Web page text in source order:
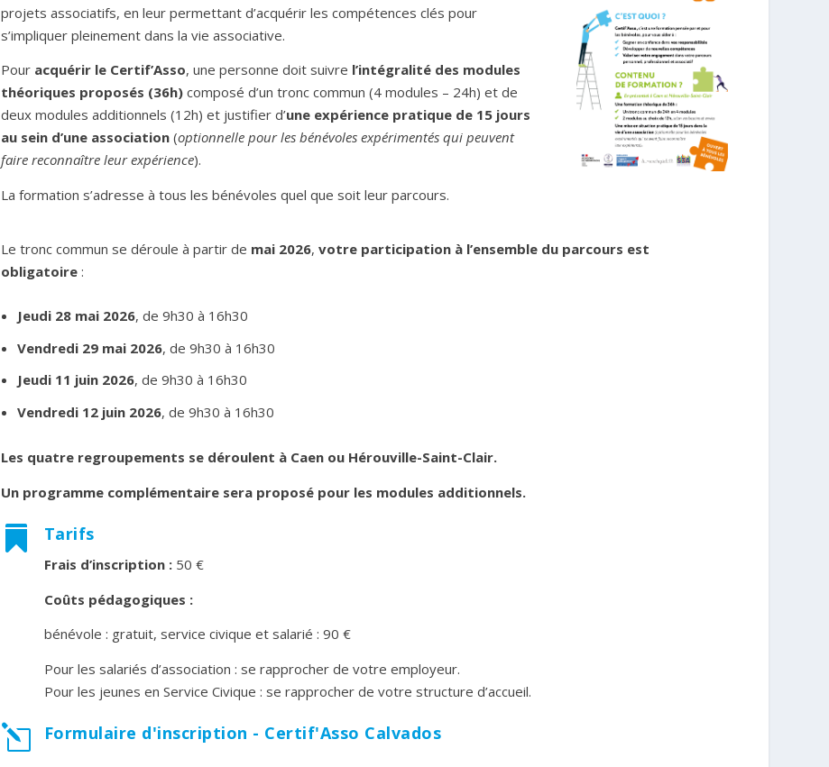
projets associatifs, en leur permettant d’acquérir les compétences clés pour
s’impliquer pleinement dans la vie associative.
Pour acquérir le Certif’Asso, une personne doit suivre l’intégralité des modules
théoriques proposés (36h)composé d’un tronc commun (4 modules – 24h) et de
deux modules additionnels (12h) et justifier d’une expérience pratique de 15 jours
au sein d’une association(optionnelle pour les bénévoles expérimentés qui peuvent
faire reconnaître leur expérience).
La formation s’adresse à tous les bénévoles quel que soit leur parcours.
Le tronc commun se déroule à partir de mai 2026,votre participation à l’ensemble du parcours est
obligatoire:
Jeudi 28 mai 2026, de 9h30 à 16h30
Vendredi 29 mai 2026, de 9h30 à 16h30
Jeudi 11 juin 2026, de 9h30 à 16h30
Vendredi 12 juin 2026, de 9h30 à 16h30
Les quatre regroupements se déroulent à Caen ou Hérouville-Saint-Clair.
Un programme complémentaire sera proposé pour les modules additionnels.
 Tarifs
Frais d’inscription :50 €
Coûts pédagogiques :
bénévole : gratuit, service civique et salarié : 90 €
Pour les salariés d’association : se rapprocher de votre employeur.
Pour les jeunes en Service Civique : se rapprocher de votre structure d’accueil.
l Formulaire d'inscription - Certif'Asso Calvados